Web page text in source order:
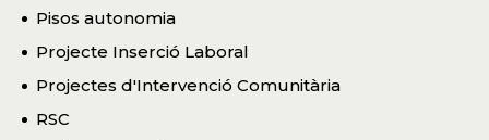
Pisos autonomia
Projecte Inserció Laboral
Projectes d'Intervenció Comunitària
RSC